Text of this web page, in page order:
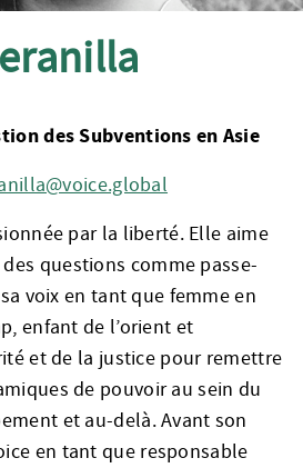
des Subventions en Asie
par la liberté. Elle aime
questions comme passe-
voix en tant que femme en
enfant de l’orient et
et de la justice pour remettre
de pouvoir au sein du
et au-delà. Avant son
en tant que responsable